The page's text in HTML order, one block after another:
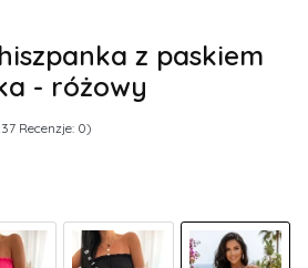
z paskiem
- różowy
Recenzje: 0)